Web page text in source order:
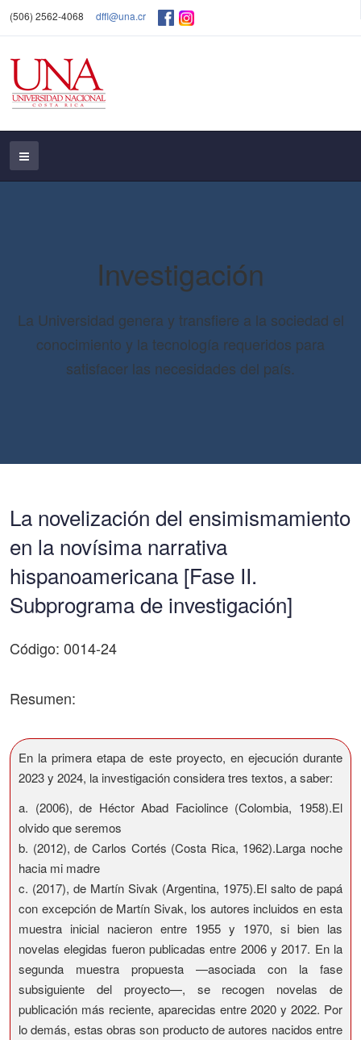
(506) 2562-4068 dffl@una.cr
Investigación
La Universidad genera y transfiere a la sociedad el
conocimiento y la tecnología requeridos para
satisfacer las necesidades del país.
La novelización del ensimismamiento
en la novísima narrativa
hispanoamericana [Fase II.
Subprograma de investigación]
Código: 0014-24
Resumen:
En la primera etapa de este proyecto, en ejecución durante
2023 y 2024, la investigación considera tres textos, a saber:
a. (2006), de Héctor Abad Faciolince (Colombia, 1958).El
olvido que seremos
b. (2012), de Carlos Cortés (Costa Rica, 1962).Larga noche
hacia mi madre
c. (2017), de Martín Sivak (Argentina, 1975).El salto de papá
con excepción de Martín Sivak, los autores incluidos en esta
muestra inicial nacieron entre 1955 y 1970, si bien las
novelas elegidas fueron publicadas entre 2006 y 2017. En la
segunda muestra propuesta —asociada con la fase
subsiguiente del proyecto—, se recogen novelas de
publicación más reciente, aparecidas entre 2020 y 2022. Por
lo demás, estas obras son producto de autores nacidos entre